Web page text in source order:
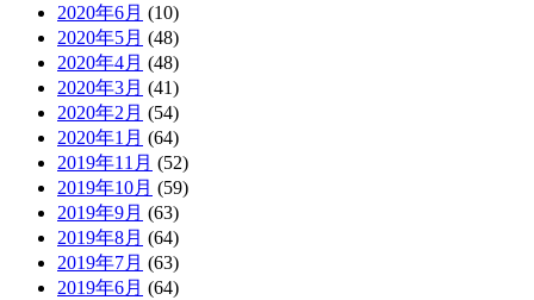
2020年6月 (10)
2020年5月 (48)
2020年4月 (48)
2020年3月 (41)
2020年2月 (54)
2020年1月 (64)
2019年11月 (52)
2019年10月 (59)
2019年9月 (63)
2019年8月 (64)
2019年7月 (63)
2019年6月 (64)